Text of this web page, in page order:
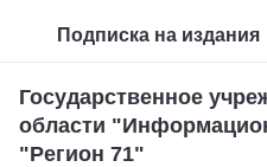
Подписка на издания
Государственное
области
"Регион 71"